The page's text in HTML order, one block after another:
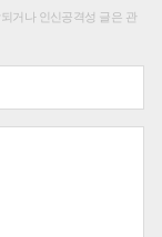
거나 인신공격성 글은 관